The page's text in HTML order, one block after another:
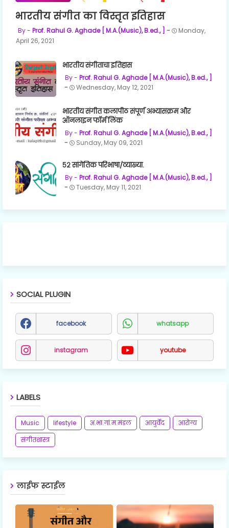
भारतीय संगीत का विस्तृत इतिहास
Prof. Rahul G. Aghade [ M.A.(Music), B.ed., ]
Monday,
April 26, 2021
भारतीय संगीताचा इतिहास
Prof. Rahul G. Aghade [ M.A.(Music), B.ed., ]
Wednesday, May 12, 2021
भारतीय संगीत कलापीठ संपूर्ण अभ्यासक्रम और
ऑनलाइन फॉर्म लिंक
Prof. Rahul G. Aghade [ M.A.(Music), B.ed., ]
Sunday, May 09, 2021
५२ सांगेतिक परिभाषा/व्याख्या.
Prof. Rahul G. Aghade [ M.A.(Music), B.ed., ]
Tuesday, May 11, 2021
SOCIAL PLUGIN
facebook whatsapp
instagram youtube
LABELS
Music lifestyle अ.भा.गां.म.मंडल आयुर्वेद
आरोग्य
संगीतशास्त्र
लाईफ स्टाईल